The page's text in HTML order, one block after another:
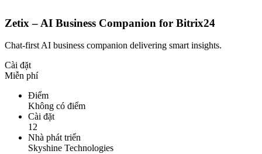
Zetix – AI Business Companion for Bitrix24
Chat-first AI business companion delivering smart insights.
Cài đặt
Miễn phí
Điểm
Không có điểm
Cài đặt
12
Nhà phát triển
Skyshine Technologies